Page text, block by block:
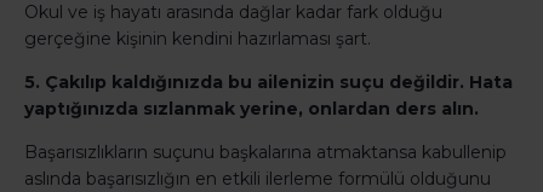
Okul ve iş hayatı arasında dağlar kadar fark olduğu
gerçeğine kişinin kendini hazırlaması şart.
5. Çakılıp kaldığınızda bu ailenizin suçu değildir. Hata
yaptığınızda sızlanmak yerine, onlardan ders alın.
Başarısızlıkların suçunu başkalarına atmaktansa kabullenip
aslında başarısızlığın en etkili ilerleme formülü olduğunu